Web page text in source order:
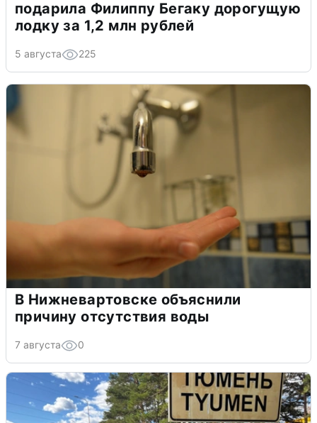
подарила Филиппу Бегаку дорогущую
лодку за 1,2 млн рублей
5 августа 225
В Нижневартовске объяснили
причину отсутствия воды
7 августа 0